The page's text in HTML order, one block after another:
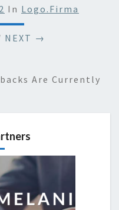
In Logo.firma
NEXT →
Are Currently